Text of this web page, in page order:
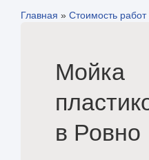
Главная » Стоимость работ
Мойка
в Ровно